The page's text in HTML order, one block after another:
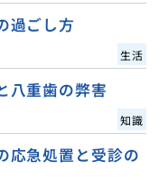
過ごし方
生活
八重歯の弊害
知識
応急処置と受診の